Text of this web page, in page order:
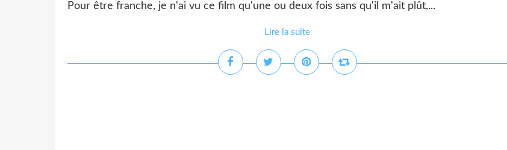
Pour être franche, je n'ai vu ce film qu'une ou deux fois sans qu'il m'ait plût,...
Lire la suite